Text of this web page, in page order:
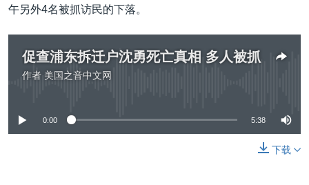
午另外4名被抓访民的下落。
促查浦东拆迁户沈勇死亡真相 多人被抓
作者 美国之音中文网
0:00 5:38
下载